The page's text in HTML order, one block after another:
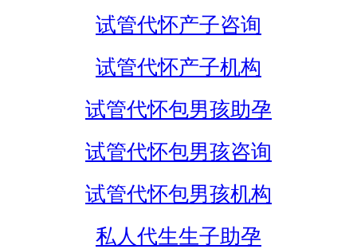
试管代怀产子咨询
试管代怀产子机构
试管代怀包男孩助孕
试管代怀包男孩咨询
试管代怀包男孩机构
私人代生生子助孕